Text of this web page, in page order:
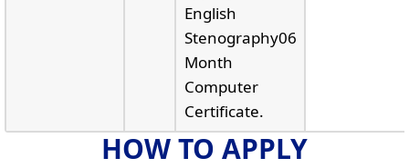
English
Stenography06
Month
Computer
Certificate.
HOW TO APPLY